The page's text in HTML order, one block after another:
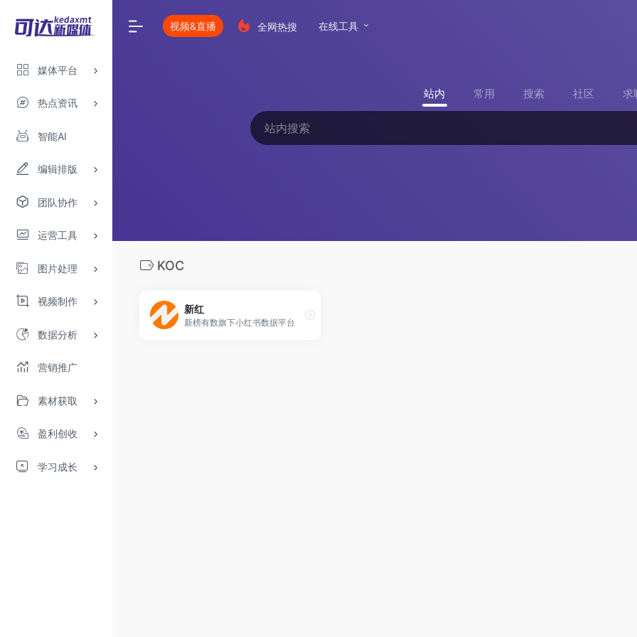
媒体平台
热点资讯
智能AI
编辑排版
团队协作
运营工具
图片处理
视频制作
数据分析
营销推广
素材获取
盈利创收
学习成长
视频&直播 全网热搜 在线工具
站内 常用 搜索 社区 求
KOC
新红
新榜有数旗下小红书数据平台